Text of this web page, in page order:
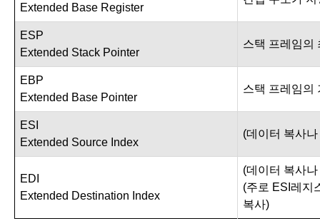
Extended Base Register
ESP
Extended Stack Pointer
스택 프레임의
EBP
Extended Base Pointer
스택 프레임의
ESI
Extended Source Index
(데이터 복사나
EDI
Extended Destination Index
(데이터 복사나
(주로 ESI 레지
복사)